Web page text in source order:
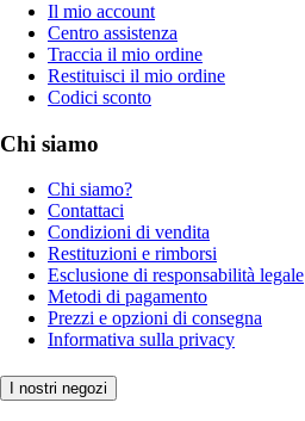
Il mio account
Centro assistenza
Traccia il mio ordine
Restituisci il mio ordine
Codici sconto
Chi siamo
Chi siamo?
Contattaci
Condizioni di vendita
Restituzioni e rimborsi
Esclusione di responsabilità legale
Metodi di pagamento
Prezzi e opzioni di consegna
Informativa sulla privacy
I nostri negozi